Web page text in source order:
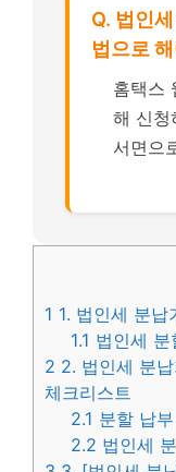
Q. 법인
법으로
홈택스
해 신청
서면으
1 1. 법인세 분
1.1 법인세 분
2 2. 법인세 분
체크리스트
2.1 분할 납
2.2 법인세